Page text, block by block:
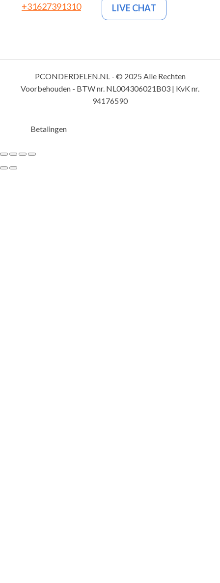
+31627391310
LIVE CHAT
PCONDERDELEN.NL - © 2025 Alle Rechten
Voorbehouden - BTW nr. NL004306021B03 | KvK nr.
94176590
Betalingen